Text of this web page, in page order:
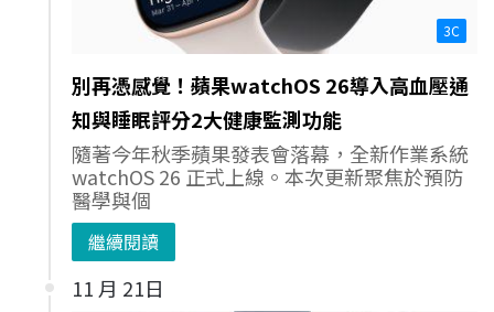
3C
別再憑感覺！蘋果watchOS 26導入高血壓通
知與睡眠評分2大健康監測功能
隨著今年秋季蘋果發表會落幕，全新作業系統
watchOS 26 正式上線。本次更新聚焦於預防
醫學與個
繼續閱讀
11 月 21日